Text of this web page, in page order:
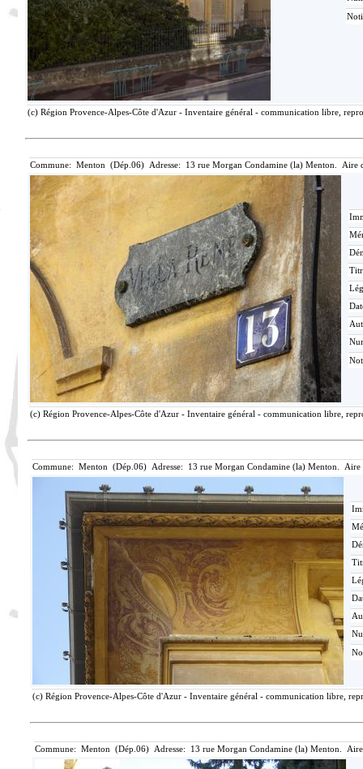
(c) Région Provence-Alpes-Côte d'Azur - Inventaire général - communication libre,
Commune: Menton (Dép.06) Adresse: 13 rue Morgan Condamine (la) Menton. Aire
(c) Région Provence-Alpes-Côte d'Azur - Inventaire général - communication libre,
Commune: Menton (Dép.06) Adresse: 13 rue Morgan Condamine (la) Menton.
(c) Région Provence-Alpes-Côte d'Azur - Inventaire général - communication libre,
Commune: Menton (Dép.06) Adresse: 13 rue Morgan Condamine (la) Menton.